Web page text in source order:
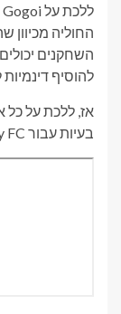
להוסיף דינמיות
אז, ללכת על כל
בעיות עבור Mumbai City FC.